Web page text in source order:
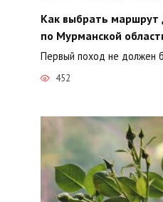
Как выбрать маршрут
по Мурманской
Первый поход не должен
452